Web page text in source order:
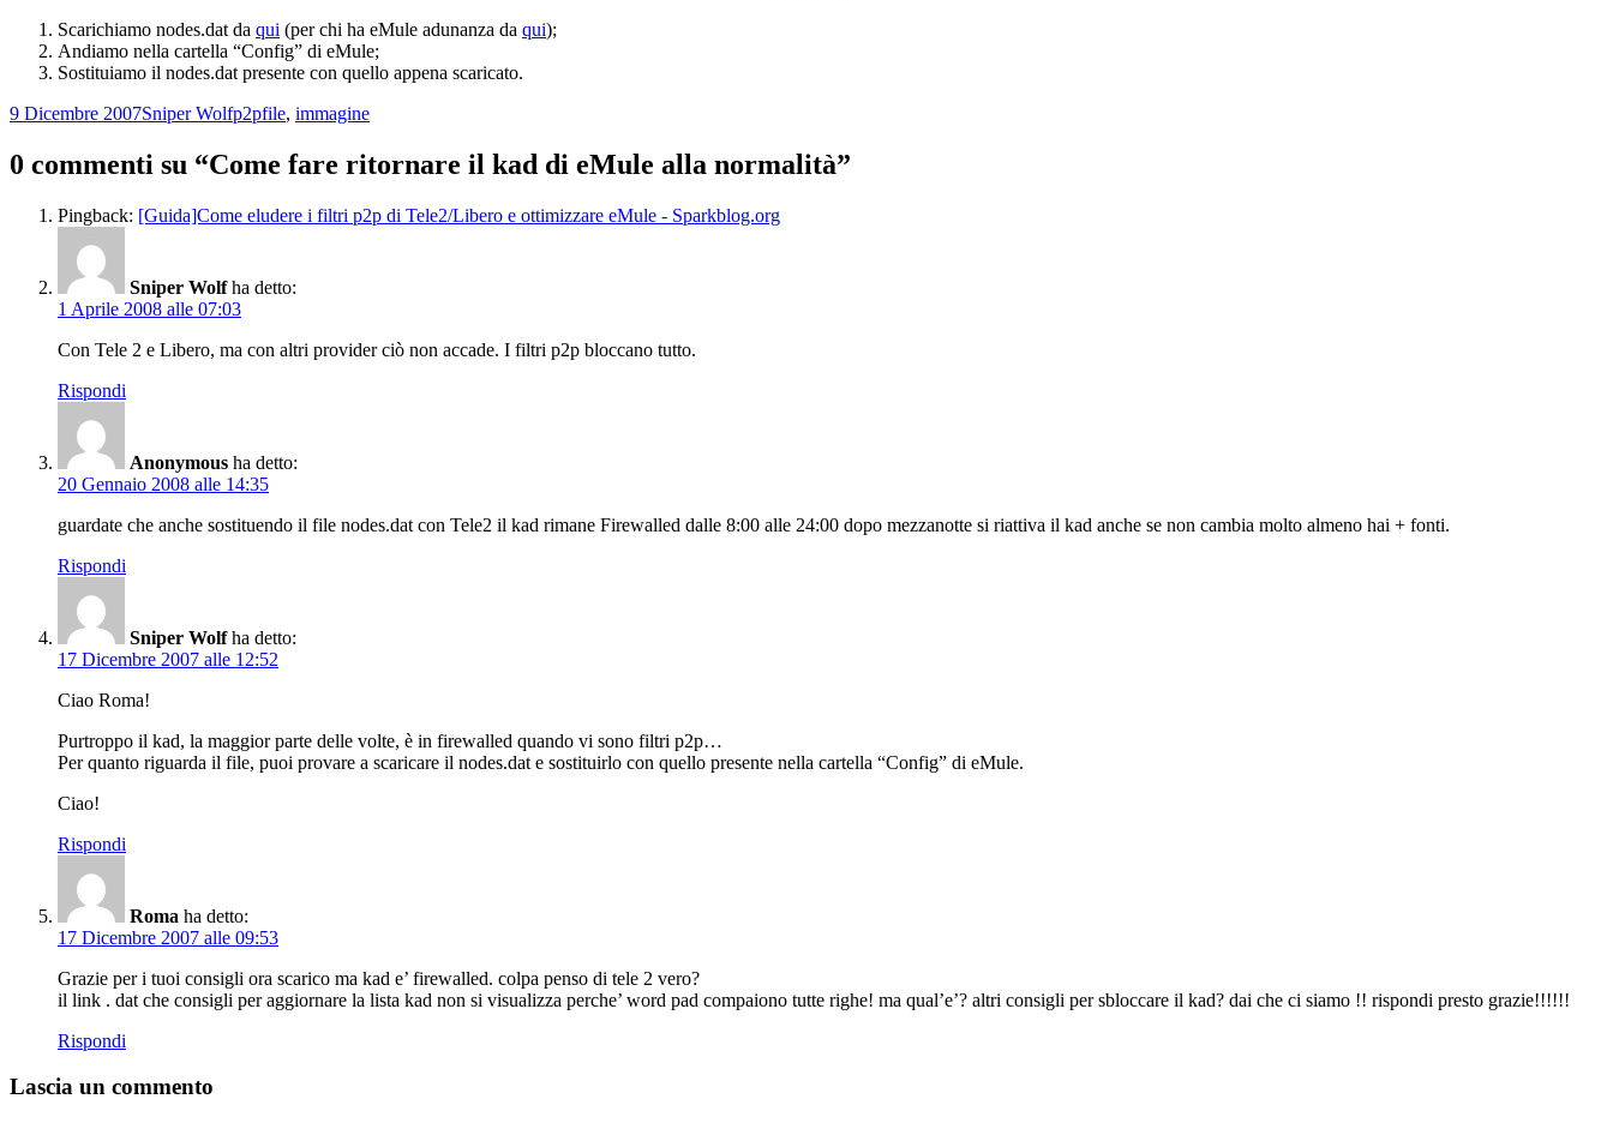
Scarichiamo nodes.dat da qui (per chi ha eMule adunanza da qui);
Andiamo nella cartella “Config” di eMule;
Sostituiamo il nodes.dat presente con quello appena scaricato.
Scritto
9 Dicembre 2007Autore
Sniper WolfCategorie
p2pTag
file, immagine
0 commenti su “Come fare ritornare il kad di eMule alla normalità”
Pingback: [Guida]Come eludere i filtri p2p di Tele2/Libero e ottimizzare eMule - Sparkblog.org
Sniper Wolf ha detto:
1 Aprile 2008 alle 07:03
Con Tele 2 e Libero, ma con altri provider ciò non accade. I filtri p2p bloccano tutto.
Rispondi
Anonymous ha detto:
20 Gennaio 2008 alle 14:35
guardate che anche sostituendo il file nodes.dat con Tele2 il kad rimane Firewalled dalle 8:00 alle 24:00 dopo mezzanotte si riattiva il kad anche se non cambia molto almeno hai + fonti.
Rispondi
Sniper Wolf ha detto:
17 Dicembre 2007 alle 12:52
Ciao Roma!
Purtroppo il kad, la maggior parte delle volte, è in firewalled quando vi sono filtri p2p…
Per quanto riguarda il file, puoi provare a scaricare il nodes.dat e sostituirlo con quello presente nella cartella “Config” di eMule.
Ciao!
Rispondi
Roma ha detto:
17 Dicembre 2007 alle 09:53
Grazie per i tuoi consigli ora scarico ma kad e’ firewalled. colpa penso di tele 2 vero?
il link . dat che consigli per aggiornare la lista kad non si visualizza perche’ word pad compaiono tutte righe! ma qual’e’? altri consigli per sbloccare il kad? dai che ci siamo !! rispondi presto grazie!!!!!!
Rispondi
Lascia un commento